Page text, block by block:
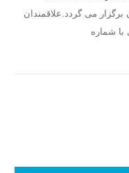
می گردد.علاقمندان
با شماره